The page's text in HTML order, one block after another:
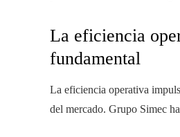
La eficiencia
fundamental
La eficiencia operativa
del mercado. Grupo Simec